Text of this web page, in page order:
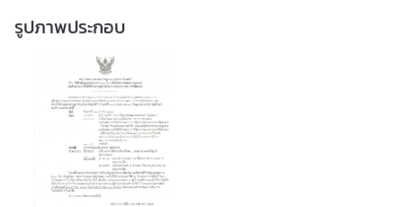
v
ศู
รูปภาพประกอบ